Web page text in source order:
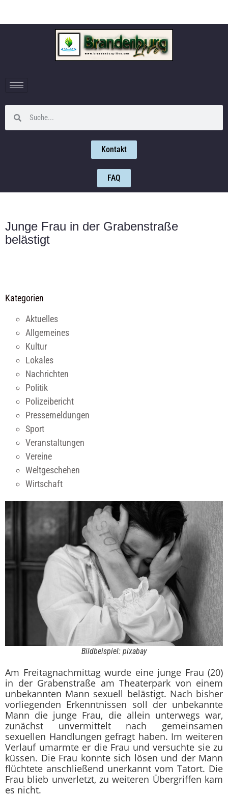
Kontakt
FAQ
Junge Frau in der Grabenstraße
belästigt
Kategorien
Aktuelles
Allgemeines
Kultur
Lokales
Nachrichten
Politik
Polizeibericht
Pressemeldungen
Sport
Veranstaltungen
Vereine
Weltgeschehen
Wirtschaft
Bildbeispiel: pixabay
Am Freitagnachmittag wurde eine junge Frau (20)
in der Grabenstraße am Theaterpark von einem
unbekannten Mann sexuell belästigt. Nach bisher
vorliegenden Erkenntnissen soll der unbekannte
Mann die junge Frau, die allein unterwegs war,
zunächst unvermittelt nach gemeinsamen
sexuellen Handlungen gefragt haben. Im weiteren
Verlauf umarmte er die Frau und versuchte sie zu
küssen. Die Frau konnte sich lösen und der Mann
flüchtete anschließend unerkannt vom Tatort. Die
Frau blieb unverletzt, zu weiteren Übergriffen kam
es nicht.